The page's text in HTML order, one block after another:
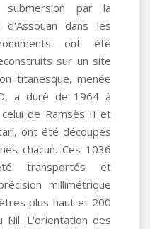
submersion par la
dans les
ont été
sur un site
titanesque, menée
a duré de 1964 à
de Ramsès II et
ont été découpés
chacun. Ces 1036
transportés et
millimétrique
plus haut et 200
L'orientation des